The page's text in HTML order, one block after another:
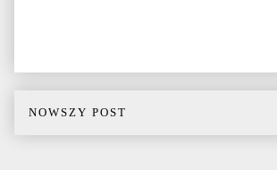
NOWSZY POST